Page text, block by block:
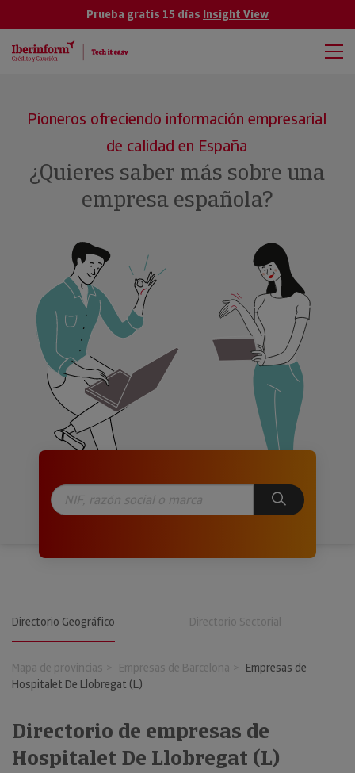
Prueba gratis 15 días Insight View
Pioneros ofreciendo información empresarial
de calidad en España
¿Quieres saber más sobre una
empresa española?
Directorio Geográfico Directorio Sectorial
Mapa de provincias Empresas de Barcelona
Empresas de
Hospitalet De Llobregat (L)
Directorio de empresas de
Hospitalet De Llobregat (L)